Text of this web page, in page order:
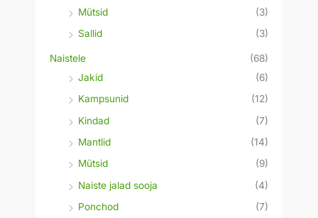
Mütsid
(3)
Sallid
(3)
Naistele
(68)
Jakid
(6)
Kampsunid
(12)
Kindad
(7)
Mantlid
(14)
Mütsid
(9)
Naiste jalad sooja
(4)
Ponchod
(7)